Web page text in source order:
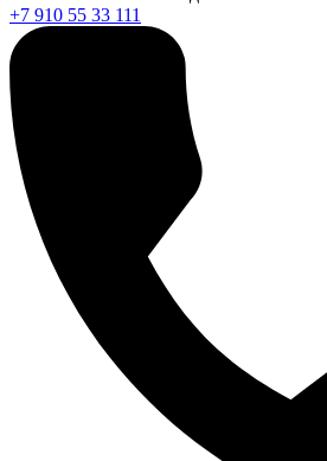
+7 910 55 33 111